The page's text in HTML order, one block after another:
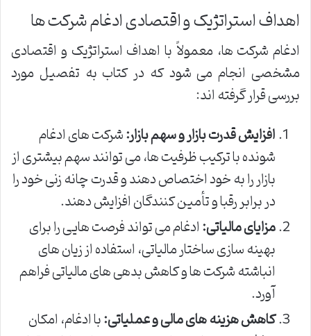
اهداف استراتژیک و اقتصادی ادغام شرکت ها
ادغام شرکت ها، معمولاً با اهداف استراتژیک و اقتصادی
مشخصی انجام می شود که در کتاب به تفصیل مورد
بررسی قرار گرفته اند:
افزایش قدرت بازار و سهم بازار:شرکت های ادغام
شونده با ترکیب ظرفیت ها، می توانند سهم بیشتری از
بازار را به خود اختصاص دهند و قدرت چانه زنی خود را
در برابر رقبا و تأمین کنندگان افزایش دهند.
مزایای مالیاتی:ادغام می تواند فرصت هایی را برای
بهینه سازی ساختار مالیاتی، استفاده از زیان های
انباشته شرکت ها و کاهش بدهی های مالیاتی فراهم
آورد.
کاهش هزینه های مالی و عملیاتی:با ادغام، امکان